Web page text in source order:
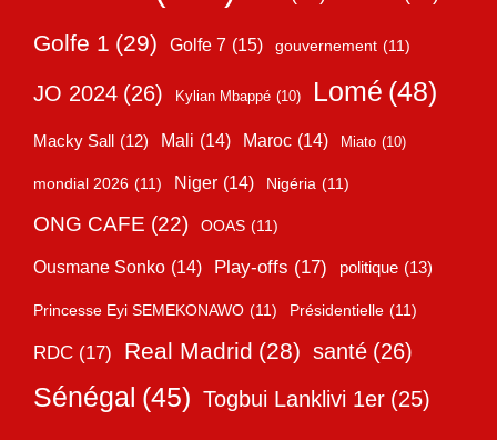
Golfe 1 (29) Golfe 7 (15) gouvernement (11)
JO 2024 (26) Kylian Mbappé (10) Lomé (48)
Macky Sall (12) Mali (14) Maroc (14) Miato (10)
mondial 2026 (11) Niger (14) Nigéria (11)
ONG CAFE (22) OOAS (11)
Ousmane Sonko (14) Play-offs (17) politique (13)
Princesse Eyi SEMEKONAWO (11) Présidentielle (11)
RDC (17) Real Madrid (28) santé (26)
Sénégal (45) Togbui Lanklivi 1er (25)